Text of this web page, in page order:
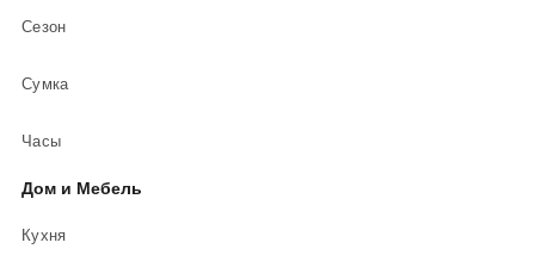
Сезон
Сумка
Часы
Дом и Мебель
Кухня